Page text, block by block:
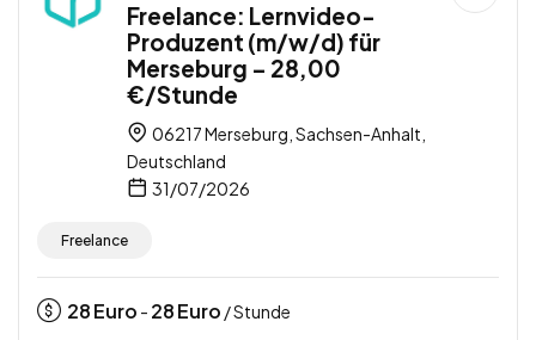
Freelance: Lernvideo-
Produzent (m/w/d) für
Merseburg – 28,00
€/Stunde
06217 Merseburg, Sachsen-Anhalt,
Deutschland
31/07/2026
Freelance
28Euro - 28Euro / Stunde